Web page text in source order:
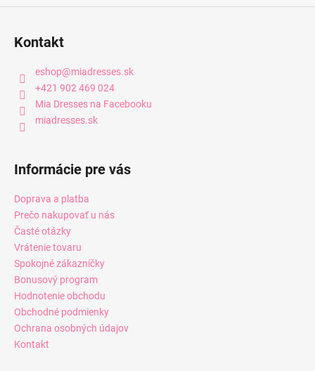
Kontakt
eshop@miadresses.sk
+421 902 469 024
Mia Dresses na Facebooku
miadresses.sk
Informácie pre vás
Doprava a platba
Prečo nakupovať u nás
Časté otázky
Vrátenie tovaru
Spokojné zákazníčky
Bonusový program
Hodnotenie obchodu
Obchodné podmienky
Ochrana osobných údajov
Kontakt